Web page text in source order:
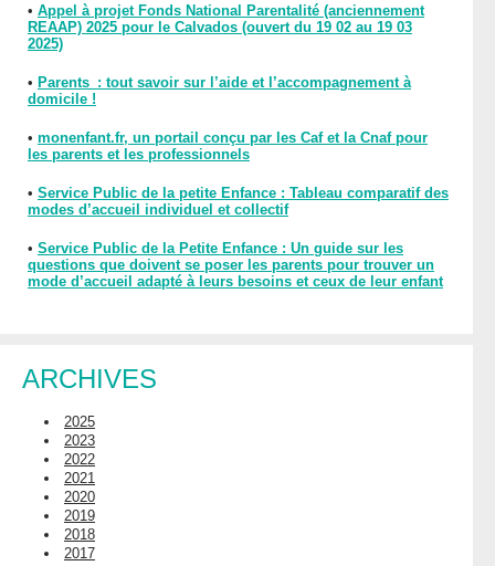
• Appel à projet Fonds National Parentalité (anciennement
REAAP) 2025 pour le Calvados (ouvert du 19 02 au 19 03
2025)
• Parents : tout savoir sur l’aide et l’accompagnement à
domicile !
• monenfant.fr, un portail conçu par les Caf et la Cnaf pour
les parents et les professionnels
• Service Public de la petite Enfance : Tableau comparatif des
modes d’accueil individuel et collectif
• Service Public de la Petite Enfance : Un guide sur les
questions que doivent se poser les parents pour trouver un
mode d’accueil adapté à leurs besoins et ceux de leur enfant
ARCHIVES
2025
2023
2022
2021
2020
2019
2018
2017